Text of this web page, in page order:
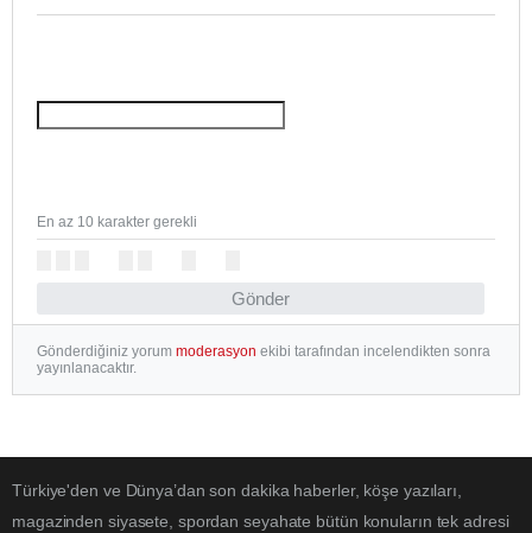
Gönder
En az 10 karakter gerekli
Gönderdiğiniz yorum moderasyon ekibi tarafından incelendikten sonra
yayınlanacaktır.
Türkiye'den ve Dünya’dan son dakika haberler, köşe yazıları,
magazinden siyasete, spordan seyahate bütün konuların tek adresi